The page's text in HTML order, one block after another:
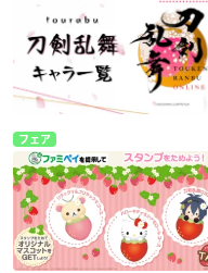
フェア